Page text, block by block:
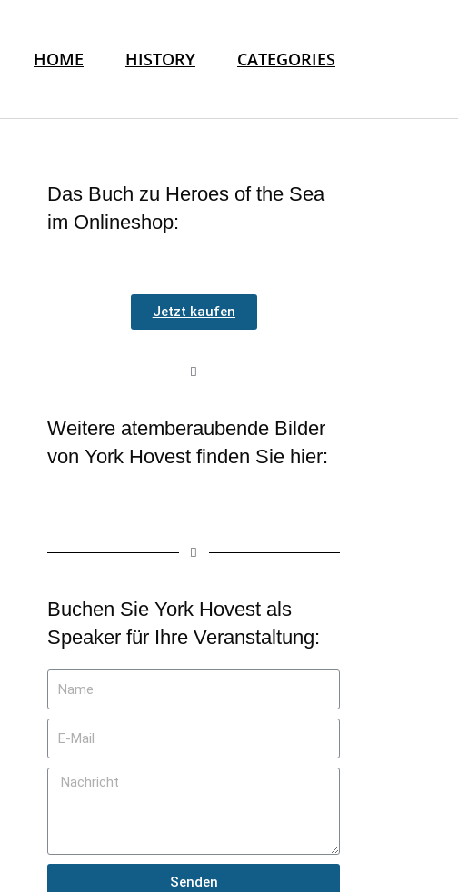
HOME HISTORY CATEGORIES
Das Buch zu Heroes of the Sea
im Onlineshop:
Jetzt kaufen
Weitere atemberaubende Bilder
von York Hovest finden Sie hier:
Buchen Sie York Hovest als
Speaker für Ihre Veranstaltung:
Senden